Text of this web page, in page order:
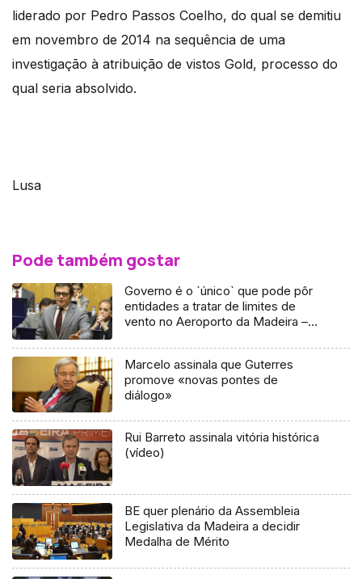
liderado por Pedro Passos Coelho, do qual se demitiu
em novembro de 2014 na sequência de uma
investigação à atribuição de vistos Gold, processo do
qual seria absolvido.
Lusa
Pode também gostar
Governo é o `único` que pode pôr
entidades a tratar de limites de
vento no Aeroporto da Madeira –
Marcelo assinala que Guterres
promove «novas pontes de
diálogo»
Rui Barreto assinala vitória histórica
(vídeo)
BE quer plenário da Assembleia
Legislativa da Madeira a decidir
Medalha de Mérito